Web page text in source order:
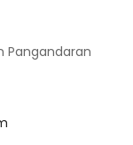
Pangandaran